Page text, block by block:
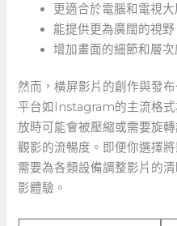
更適合於電腦和電視大
能提供更為廣闊的視野
增加畫面的細節和層次
然而，橫屏影片的創作與發
平台如Instagram的主流格
放時可能會被壓縮或需要旋
觀影的流暢度。即便你選擇
需要為各類設備調整影片的
影體驗。